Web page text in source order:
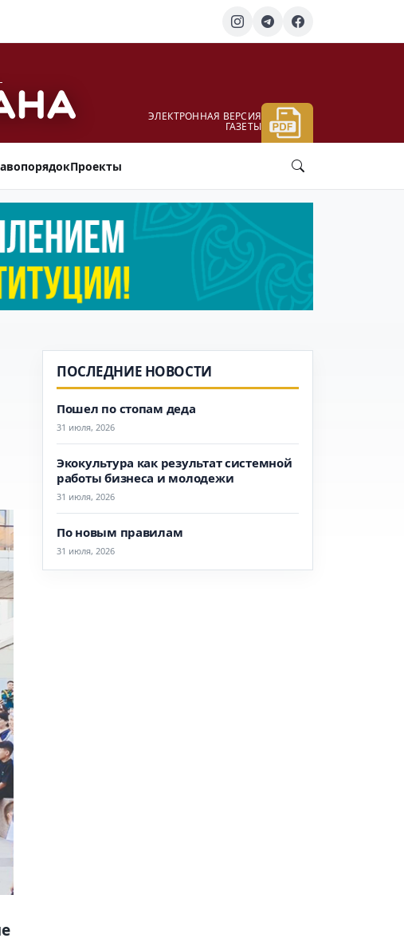
ЭЛЕКТРОННАЯ ВЕРСИЯ
ГАЗЕТЫ
Проекты
ПОСЛЕДНИЕ НОВОСТИ
Пошел по стопам деда
31 июля, 2026
Экокультура как результат системной
работы бизнеса и молодежи
31 июля, 2026
По новым правилам
31 июля, 2026